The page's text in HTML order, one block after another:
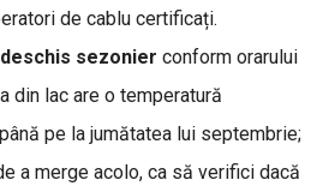
de cablu certificați.
sezonier conform orarului
din lac are o temperatură
pe la jumătatea lui septembrie;
a merge acolo, ca să verifici dacă